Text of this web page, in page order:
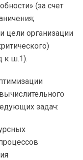
(за счет
цели организации
к ш.1).
задач: